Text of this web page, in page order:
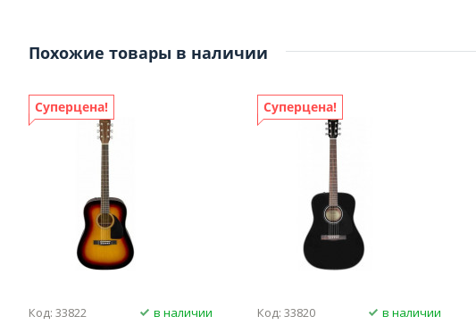
Похожие товары в наличии
Суперцена!
Код: 33822
в наличии
Суперцена!
Код: 33820
в наличии